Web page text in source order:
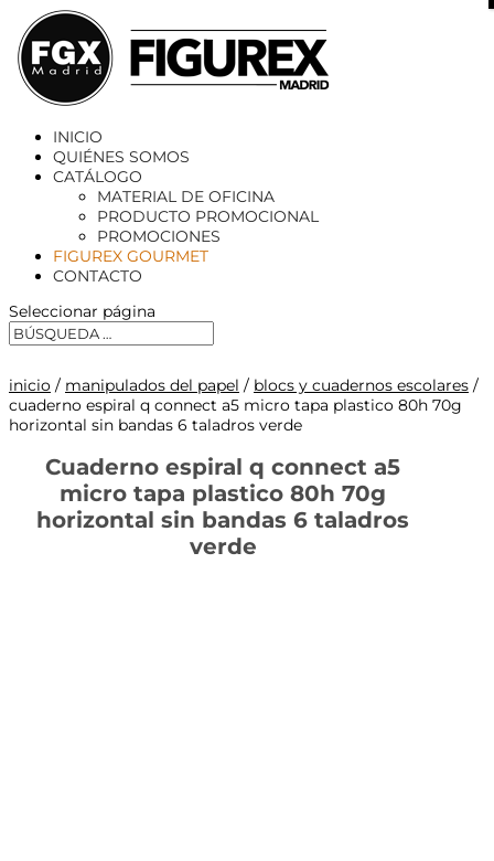
INICIO
QUIÉNES SOMOS
CATÁLOGO
MATERIAL DE OFICINA
PRODUCTO PROMOCIONAL
PROMOCIONES
FIGUREX GOURMET
CONTACTO
Seleccionar página
inicio / manipulados del papel / blocs y cuadernos escolares /
cuaderno espiral q connect a5 micro tapa plastico 80h 70g
horizontal sin bandas 6 taladros verde
Cuaderno espiral q connect a5
micro tapa plastico 80h 70g
horizontal sin bandas 6 taladros
verde